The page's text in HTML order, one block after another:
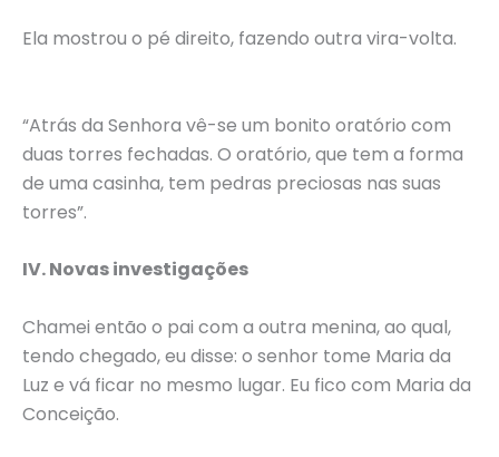
Ela mostrou o pé direito, fazendo outra vira-volta.
“Atrás da Senhora vê-se um bonito oratório com
duas torres fechadas. O oratório, que tem a forma
de uma casinha, tem pedras preciosas nas suas
torres”.
IV. Novas investigações
Chamei então o pai com a outra menina, ao qual,
tendo chegado, eu disse: o senhor tome Maria da
Luz e vá ficar no mesmo lugar. Eu fico com Maria da
Conceição.